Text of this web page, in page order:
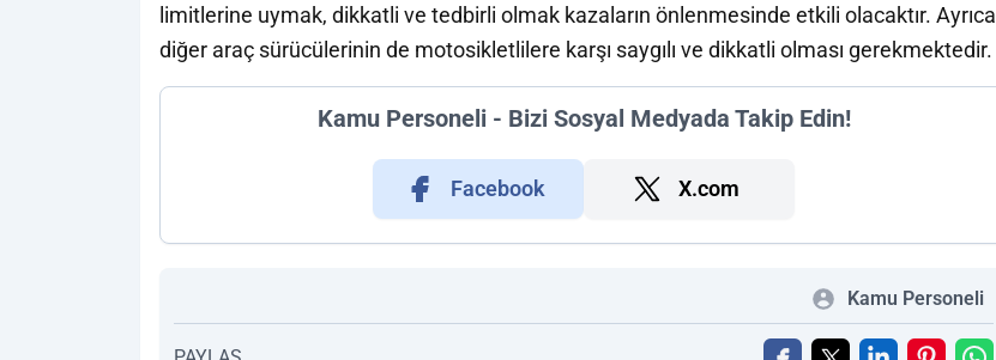
limitlerine uymak, dikkatli ve tedbirli olmak kazaların önlenmesinde etkili olacaktır. Ayrıca
diğer araç sürücülerinin de motosikletlilere karşı saygılı ve dikkatli olması gerekmektedir.
Kamu Personeli - Bizi Sosyal Medyada Takip Edin!
Facebook X.com
Kamu Personeli